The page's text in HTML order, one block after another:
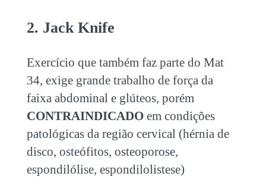
2. Jack Knife
Exercício que também faz parte do Mat
34, exige grande trabalho de força da
faixa abdominal e glúteos, porém
CONTRAINDICADOem condições
patológicas da região cervical (hérnia de
disco, osteófitos, osteoporose,
espondilólise, espondilolistese)